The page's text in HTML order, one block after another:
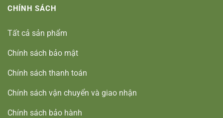
CHÍNH SÁCH
Tất cả sản phẩm
Chính sách bảo mật
Chính sách thanh toán
Chính sách vận chuyển và giao nhận
Chính sách bảo hành